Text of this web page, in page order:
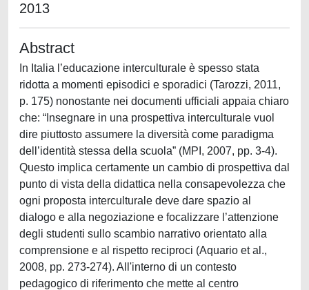
2013
Abstract
In Italia l’educazione interculturale è spesso stata
ridotta a momenti episodici e sporadici (Tarozzi, 2011,
p. 175) nonostante nei documenti ufficiali appaia chiaro
che: “Insegnare in una prospettiva interculturale vuol
dire piuttosto assumere la diversità come paradigma
dell’identità stessa della scuola” (MPI, 2007, pp. 3-4).
Questo implica certamente un cambio di prospettiva dal
punto di vista della didattica nella consapevolezza che
ogni proposta interculturale deve dare spazio al
dialogo e alla negoziazione e focalizzare l’attenzione
degli studenti sullo scambio narrativo orientato alla
comprensione e al rispetto reciproci (Aquario et al.,
2008, pp. 273-274). All'interno di un contesto
pedagogico di riferimento che mette al centro